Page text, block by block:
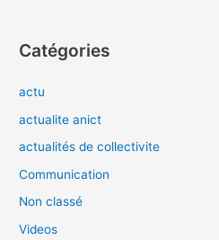
Catégories
actu
actualite anict
actualités de collectivite
Communication
Non classé
Videos